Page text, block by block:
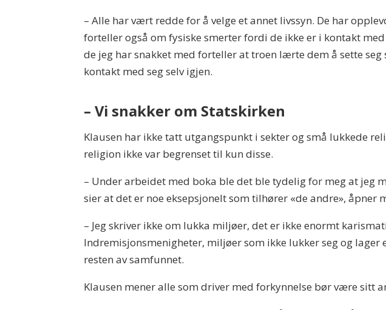
– Alle har vært redde for å velge et annet livssyn. De har
forteller også om fysiske smerter fordi de ikke er i kontakt
de jeg har snakket med forteller at troen lærte dem å sette
kontakt med seg selv igjen.
– Vi snakker om Statskirken
Klausen har ikke tatt utgangspunkt i sekter og små lukkede
religion ikke var begrenset til kun disse.
– Under arbeidet med boka ble det ble tydelig for meg at jeg
sier at det er noe eksepsjonelt som tilhører «de andre», åpner
– Jeg skriver ikke om lukka miljøer, det er ikke enormt
Indremisjonsmenigheter, miljøer som ikke lukker seg og
resten av samfunnet.
Klausen mener alle som driver med forkynnelse bør være sitt